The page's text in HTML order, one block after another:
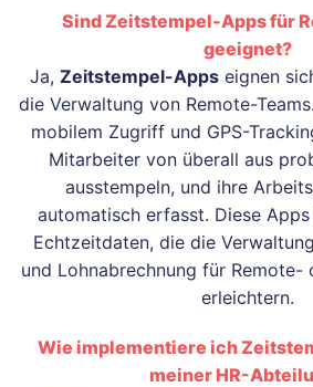
Sind Zeitstempel-Apps für
geeignet?
Ja, Zeitstempel-Apps eignen
die Verwaltung von Remote-
mobilem Zugriff und GPS-
Mitarbeiter von überall aus
ausstempeln, und ihre
automatisch erfasst. Diese
Echtzeitdaten, die die
und Lohnabrechnung für
erleichtern.
Wie implementiere ich
meiner HR-